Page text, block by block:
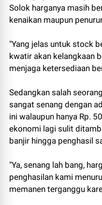
Solok harganya masih
kenaikan maupun
"Yang jelas untuk stock
kwatir akan kelangkaan
menjaga ketersediaan
Sedangkan salah
sangat senang dengan
ini walaupun hanya Rp.
ekonomi lagi sulit
banjir hingga penghasil
"Ya, senang lah bang,
penghasilan kami
memanen terganggu